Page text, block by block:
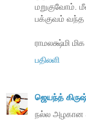
மறுகுவோம்.
பக்குவம் வந்த
ராமலக்ஷ்மி
பதிலளி
ஜெயந்த்
நல்ல அழகான